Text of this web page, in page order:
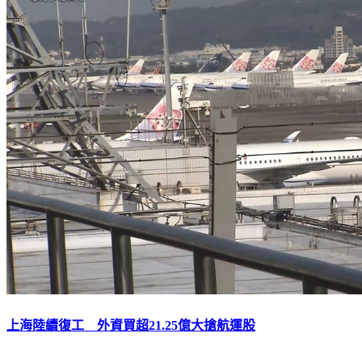
上海陸續復工 外資買超21.25億大搶航運股